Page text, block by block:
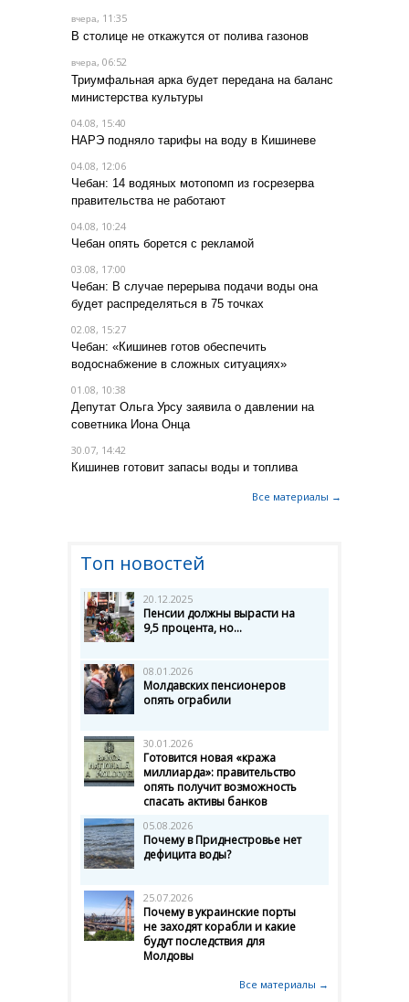
вчера, 11:35
В столице не откажутся от полива газонов
вчера, 06:52
Триумфальная арка будет передана на баланс
министерства культуры
04.08, 15:40
НАРЭ подняло тарифы на воду в Кишиневе
04.08, 12:06
Чебан: 14 водяных мотопомп из госрезерва
правительства не работают
04.08, 10:24
Чебан опять борется с рекламой
03.08, 17:00
Чебан: В случае перерыва подачи воды она
будет распределяться в 75 точках
02.08, 15:27
Чебан: «Кишинев готов обеспечить
водоснабжение в сложных ситуациях»
01.08, 10:38
Депутат Ольга Урсу заявила о давлении на
советника Иона Онца
30.07, 14:42
Кишинев готовит запасы воды и топлива
Все материалы →
Топ новостей
20.12.2025
Пенсии должны вырасти на
9,5 процента, но...
08.01.2026
Молдавских пенсионеров
опять ограбили
30.01.2026
Готовится новая «кража
миллиарда»: правительство
опять получит возможность
спасать активы банков
05.08.2026
Почему в Приднестровье нет
дефицита воды?
25.07.2026
Почему в украинские порты
не заходят корабли и какие
будут последствия для
Молдовы
Все материалы →